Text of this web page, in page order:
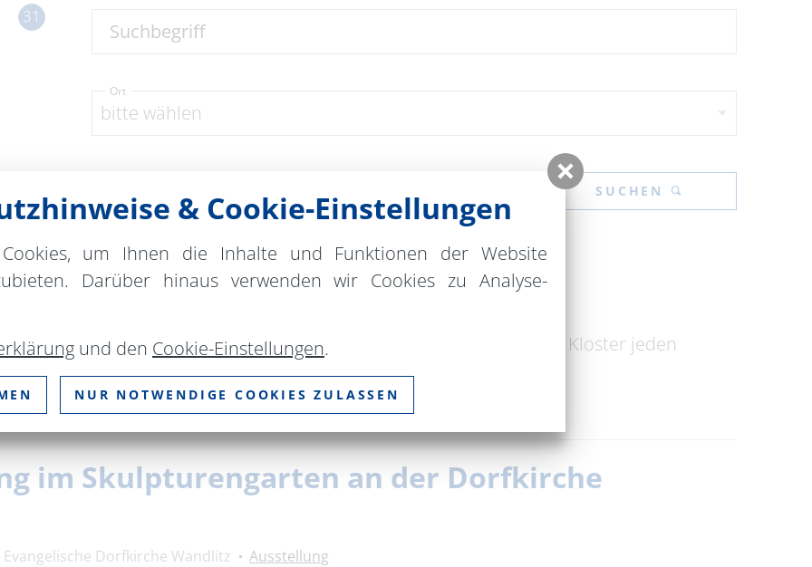
31
Suchbegriff
bitte wählen
Ort
SUCHEN
im Kloster
dunkle Jahreszeit!** Ab dem 1. November bis ca. Februar wird das Kloster jeden
im Skulpturengarten an der Dorfkirche
Evangelische Dorfkirche Wandlitz Ausstellung
& Cookie-Einstellungen
um Ihnen die Inhalte und Funktionen der Website
Darüber hinaus verwenden wir Cookies zu Analyse-
und den Cookie-Einstellungen.
NUR NOTWENDIGE COOKIES ZULASSEN